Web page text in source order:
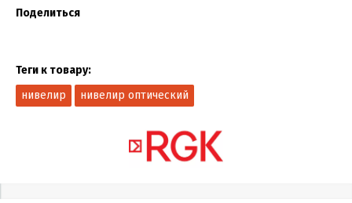
Поделиться
Теги к товару:
нивелир
нивелир оптический